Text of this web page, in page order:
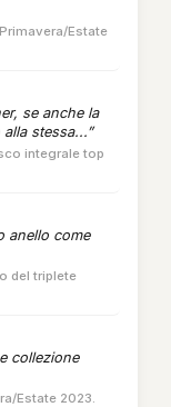
Estate
se anche la
stessa...”
integrale top
anello come
del triplete
collezione
Estate 2023.